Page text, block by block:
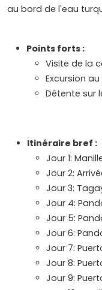
au bord de l'eau
Points forts :
Visite de la
Excursion
Détente sur
Itinéraire bref :
Jour 1:
Jour 2:
Jour 3:
Jour 4:
Jour 5:
Jour 6:
Jour 7:
Jour 8:
Jour 9: